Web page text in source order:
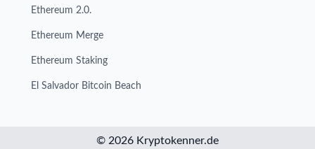
Ethereum 2.0.
Ethereum Merge
Ethereum Staking
El Salvador Bitcoin Beach
© 2026 Kryptokenner.de